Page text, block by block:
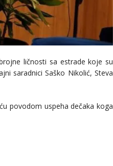
ličnosti sa estrade koje su
saradnici Saško Nikolić, Steva
povodom uspeha dečaka koga